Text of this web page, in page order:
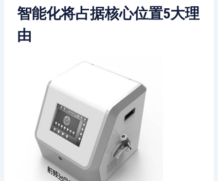
智能化将占据核心位置5大理
由